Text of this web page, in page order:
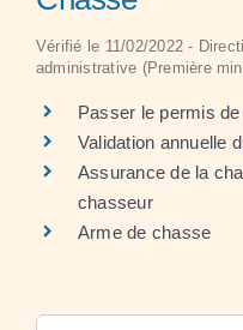
Vérifié le 11/02/2022 -
administrative (Première
Passer le permis
Validation annuelle
Assurance de la
chasseur
Arme de chasse